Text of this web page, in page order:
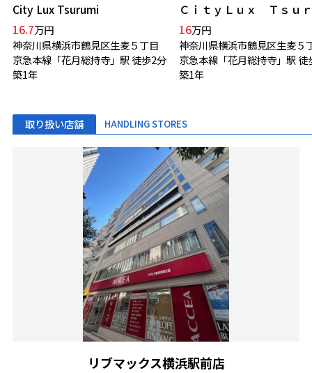
City Lux Tsurumi
16.7万円
神奈川県横浜市鶴見区生麦５丁目
京急本線「花月総持寺」駅 徒歩2分
築1年
16万円
神奈川県横浜市鶴見区生麦５
京急本線「花月総持寺」駅 徒
築1年
取り扱い店舗 HANDLING STORES
リブマックス横浜駅前店